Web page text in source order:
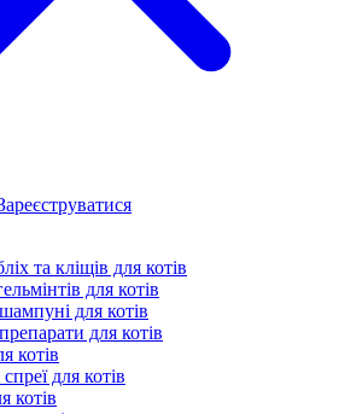
та кліщів для котів
для котів
для котів
для котів
котів
для котів
котів